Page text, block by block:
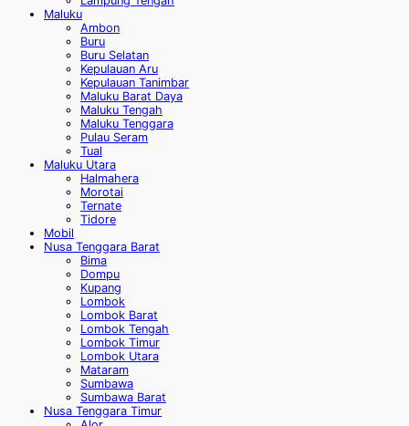
Maluku
Ambon
Buru
Buru Selatan
Kepulauan Aru
Kepulauan Tanimbar
Maluku Barat Daya
Maluku Tengah
Maluku Tenggara
Pulau Seram
Tual
Maluku Utara
Halmahera
Morotai
Ternate
Tidore
Mobil
Nusa Tenggara Barat
Bima
Dompu
Kupang
Lombok
Lombok Barat
Lombok Tengah
Lombok Timur
Lombok Utara
Mataram
Sumbawa
Sumbawa Barat
Nusa Tenggara Timur